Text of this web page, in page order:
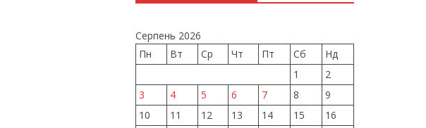
Серпень 2026
Пн
Вт Ср Чт Пт Сб
Нд
1
2
3
4 5 6 7 8
9
10
11 12 13 14 15
16